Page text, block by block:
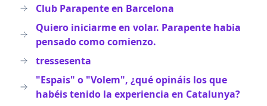
Club Parapente en Barcelona
Quiero iniciarme en volar. Parapente habia
pensado como comienzo.
tressesenta
"Espais" o "Volem", ¿qué opináis los que
habéis tenido la experiencia en Catalunya?